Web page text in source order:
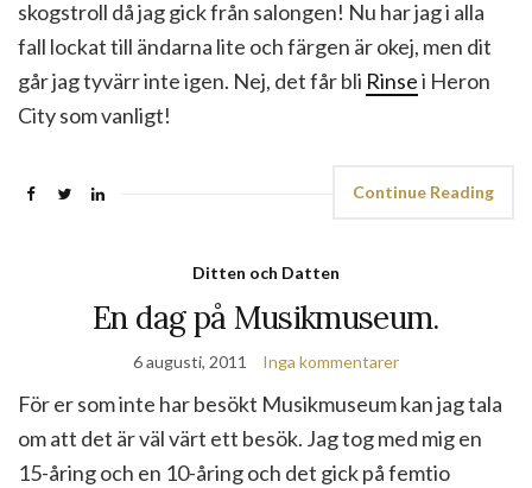
skogstroll då jag gick från salongen! Nu har jag i alla
fall lockat till ändarna lite och färgen är okej, men dit
går jag tyvärr inte igen. Nej, det får bli Rinsei Heron
City som vanligt!
Continue Reading
Ditten och Datten
En dag på Musikmuseum.
6 augusti, 2011 Inga kommentarer
För er som inte har besökt Musikmuseum kan jag tala
om att det är väl värt ett besök. Jag tog med mig en
15-åring och en 10-åring och det gick på femtio